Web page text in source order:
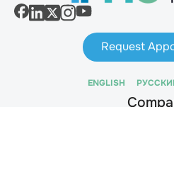
Request
ENGLISH